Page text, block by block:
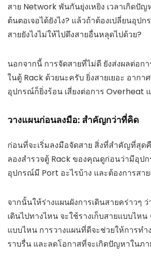
สาย Network พันกันยุ่งเหยิง เวลาเกิดปั
ต้นตอเจอได้ยังไง? แล้วถ้าต้องเปลี่ยนอุป
สายยังไงไม่ให้ไปดึงสายอื่นหลุดไปด้วย?
นอกจากนี้ การจัดสายที่ไม่ดี ยังส่งผลต่อก
ในตู้ Rack ด้วยนะครับ ยิ่งสายเยอะ อากา
อุปกรณ์ก็ยิ่งร้อน เสี่ยงต่อการ Overheat
วางแผนก่อนลงมือ: สำคัญกว่าที่คิด
ก่อนที่จะเริ่มลงมือจัดสาย สิ่งที่สำคัญที่สุด
ลองสำรวจตู้ Rack ของคุณดูก่อนว่ามีอุป
อุปกรณ์มี Port อะไรบ้าง และต้องการสา
จากนั้นให้ร่างแผนผังการเดินสายคร่าวๆ ว่
เดินไปทางไหน จะใช้รางเก็บสายแบบไห
แบบไหน การวางแผนที่ดีจะช่วยให้การทำ
ราบรื่น และลดโอกาสที่จะเกิดปัญหาในภ